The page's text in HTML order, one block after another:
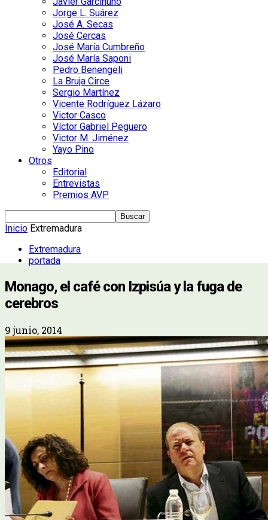
Jorge L. Suárez
José A. Secas
José Cercas
José María Cumbreño
José María Saponi
Pedro Benengeli
La Bruja Circe
Sergio Martínez
Vicente Rodríguez Lázaro
Victor Casco
Víctor Gabriel Peguero
Victor M. Jiménez
Yayo Pino
Otros
Editorial
Entrevistas
Premios AVP
Inicio Extremadura
Extremadura
portada
Monago, el café con Izpisúa y la fuga de
cerebros
9 junio, 2014